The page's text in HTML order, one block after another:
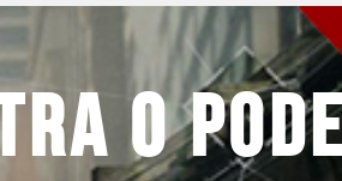
O